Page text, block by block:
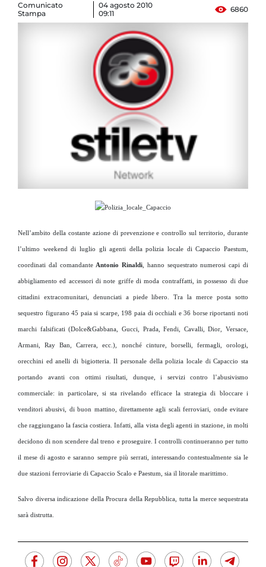
Comunicato
Stampa
04 agosto 2010
09:11
6860
Nell’ambito della costante azione di prevenzione e controllo sul territorio, durante
l’ultimo weekend di luglio gli agenti della polizia locale di Capaccio Paestum,
coordinati dal comandante Antonio Rinaldi , hanno sequestrato numerosi capi di
abbigliamento ed accessori di note griffe di moda contraffatti, in possesso di due
cittadini extracomunitari, denunciati a piede libero. Tra la merce posta sotto
sequestro figurano 45 paia si scarpe, 198 paia di occhiali e 36 borse riportanti noti
marchi falsificati (Dolce&Gabbana, Gucci, Prada, Fendi, Cavalli, Dior, Versace,
Armani, Ray Ban, Carrera, ecc.), nonché cinture, borselli, fermagli, orologi,
orecchini ed anelli di bigiotteria. Il personale della polizia locale di Capaccio sta
portando avanti con ottimi risultati, dunque, i servizi contro l’abusivismo
commerciale: in particolare, si sta rivelando efficace la strategia di bloccare i
venditori abusivi, di buon mattino, direttamente agli scali ferroviari, onde evitare
che raggiungano la fascia costiera. Infatti, alla vista degli agenti in stazione, in molti
decidono di non scendere dal treno e proseguire. I controlli continueranno per tutto
il mese di agosto e saranno sempre più serrati, interessando contestualmente sia le
due stazioni ferroviarie di Capaccio Scalo e Paestum, sia il litorale marittimo.
Salvo diversa indicazione della Procura della Repubblica, tutta la merce sequestrata
sarà distrutta.